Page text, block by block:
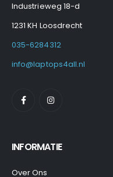
Industrieweg 18-d
1231 KH Loosdrecht
035-6284312
info@laptops4all.nl
INFORMATIE
Over Ons